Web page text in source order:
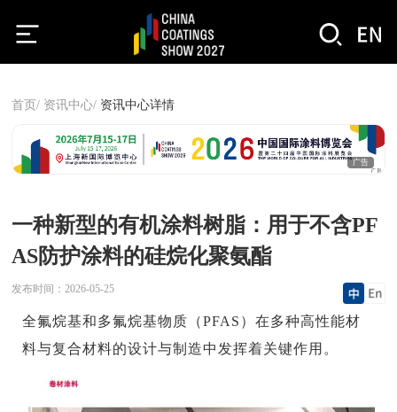
首页/ 资讯中心/ 资讯中心详情
广告
一种新型的有机涂料树脂：用于不含PF
AS防护涂料的硅烷化聚氨酯
发布时间： 2026-05-25
全氟烷基和多氟烷基物质（PFAS）在多种高性能材
料与复合材料的设计与制造中发挥着关键作用。